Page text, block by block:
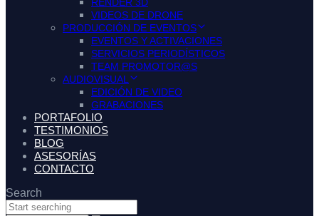
VIDEOS DE DRONE
PRODUCCIÓN DE EVENTOS
EVENTOS Y ACTIVACIONES
SERVICIOS PERIODÍSTICOS
TEAM PROMOTOR@S
AUDIOVISUAL
EDICIÓN DE VIDEO
GRABACIONES
PORTAFOLIO
TESTIMONIOS
BLOG
ASESORÍAS
CONTACTO
Search